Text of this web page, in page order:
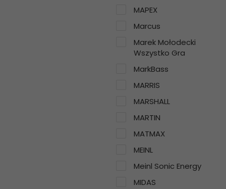
MAPEX
Marcus
Marek Mołodecki
Wszystko Gra
MarkBass
MARRIS
MARSHALL
MARTIN
MATMAX
MEINL
Meinl Sonic Energy
MIDAS